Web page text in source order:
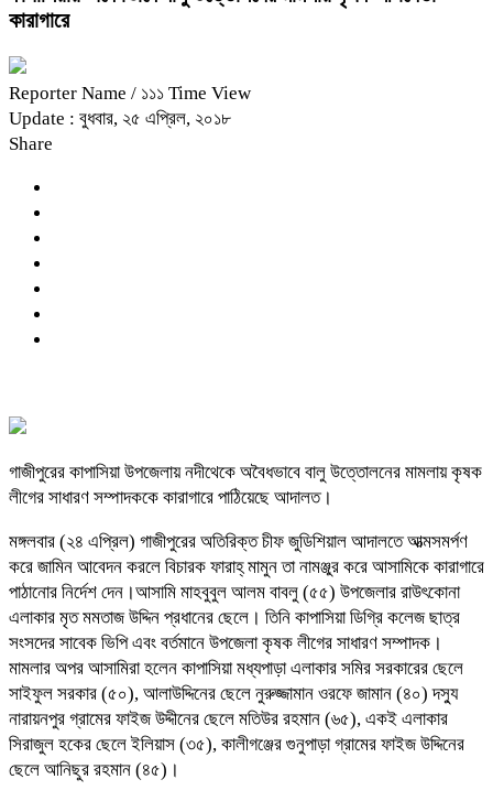
কারাগারে
Reporter Name / ১১১ Time View
Update : বুধবার, ২৫ এপ্রিল, ২০১৮
Share
গাজীপুরের কাপাসিয়া উপজেলায় নদীথেকে অবৈধভাবে বালু উত্তোলনের মামলায় কৃষক
লীগের সাধারণ সম্পাদককে কারাগারে পাঠিয়েছে আদালত।
মঙ্গলবার (২৪ এপ্রিল) গাজীপুরের অতিরিক্ত চীফ জুডিশিয়াল আদালতে আত্মসমর্পণ
করে জামিন আবেদন করলে বিচারক ফারাহ্ মামুন তা নামঞ্জুর করে আসামিকে কারাগারে
পাঠানোর নির্দেশ দেন।আসামি মাহবুবুল আলম বাবলু (৫৫) উপজেলার রাউৎকোনা
এলাকার মৃত মমতাজ উদ্দিন প্রধানের ছেলে। তিনি কাপাসিয়া ডিগ্রি কলেজ ছাত্র
সংসদের সাবেক ভিপি এবং বর্তমানে উপজেলা কৃষক লীগের সাধারণ সম্পাদক।
মামলার অপর আসামিরা হলেন কাপাসিয়া মধ্যপাড়া এলাকার সমির সরকারের ছেলে
সাইফুল সরকার (৫০), আলাউদ্দিনের ছেলে নুরুজ্জামান ওরফে জামান (৪০) দস্যু
নারায়নপুর গ্রামের ফাইজ উদ্দীনের ছেলে মতিউর রহমান (৬৫), একই এলাকার
সিরাজুল হকের ছেলে ইলিয়াস (৩৫), কালীগঞ্জের গুনুপাড়া গ্রামের ফাইজ উদ্দিনের
ছেলে আনিছুর রহমান (৪৫)।